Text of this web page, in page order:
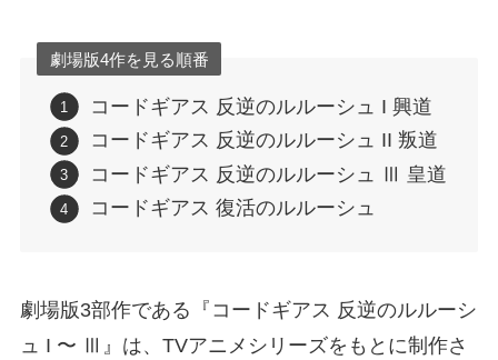
劇場版4作を見る順番
コードギアス 反逆のルルーシュ I 興道
コードギアス 反逆のルルーシュ II 叛道
コードギアス 反逆のルルーシュ Ⅲ 皇道
コードギアス 復活のルルーシュ
劇場版3部作である『コードギアス 反逆のルルーシ
ュ I 〜 Ⅲ』は、TVアニメシリーズをもとに制作さ